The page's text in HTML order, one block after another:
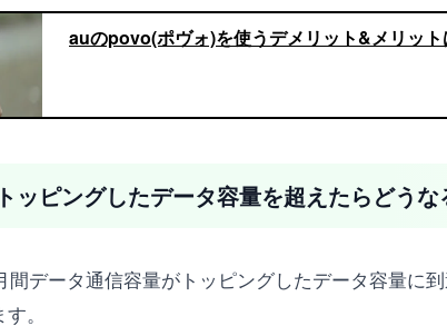
auのpovo(ポヴォ)を使うデメリット&メリット
ッピングしたデータ容量を超えたらどうな
間データ通信容量がトッピングしたデータ容量に
。